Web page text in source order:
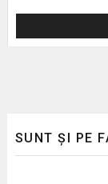
SUNT ȘI PE